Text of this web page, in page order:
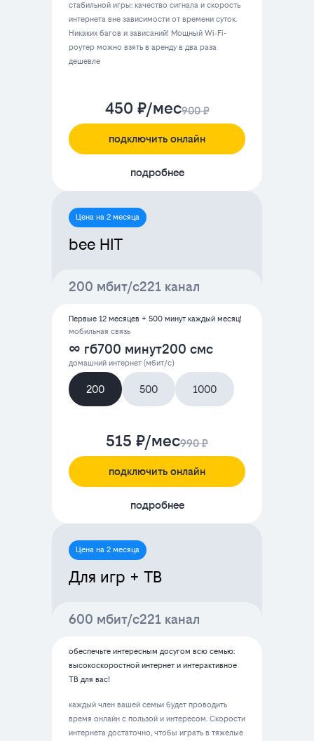
стабильной игры: качество сигнала и скорость
интернета вне зависимости от времени суток.
Никаких багов и зависаний! Мощный Wi‑Fi-
роутер можно взять в аренду в два раза
дешевле
450 ₽/мес900 ₽
подключить онлайн
подробнее
Цена на 2 месяца
bee HIT
200 мбит/с221 канал
Первые 12 месяцев + 500 минут каждый месяц!
мобильная связь
∞ гб700 минут200 смс
домашний интернет (мбит/с)
200 500 1000
515 ₽/мес990 ₽
подключить онлайн
подробнее
Цена на 2 месяца
Для игр + ТВ
600 мбит/с221 канал
обеспечьте интересным досугом всю семью:
высокоскоростной интернет и интерактивное
ТВ для вас!
каждый член вашей семьи будет проводить
время онлайн с пользой и интересом. Скорости
интернета достаточно, чтобы играть в тяжелые